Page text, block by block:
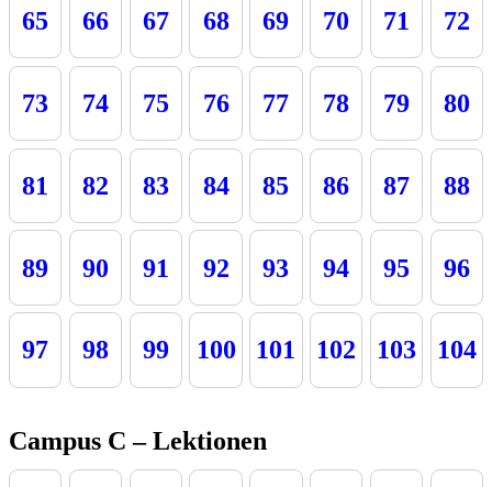
65 66 67 68 69 70 71 72
73 74 75 76 77 78 79 80
81 82 83 84 85 86 87 88
89 90 91 92 93 94 95 96
97 98 99 100 101 102 103 104
Campus C – Lektionen